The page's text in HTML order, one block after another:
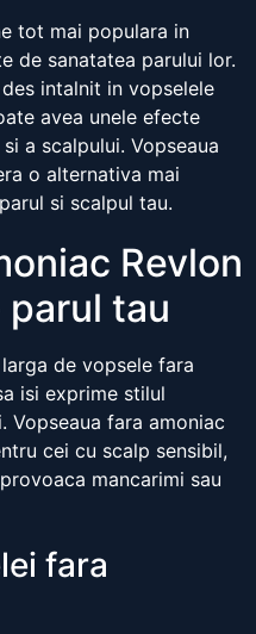
tot mai populara in
de sanatatea parului lor.
intalnit in vopselele
avea unele efecte
a scalpului. Vopseaua
o alternativa mai
si scalpul tau.
Revlon
tau
de vopsele fara
isi exprime stilul
Vopseaua fara amoniac
cei cu scalp sensibil,
mancarimi sau
fara